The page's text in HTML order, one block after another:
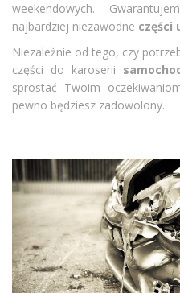
weekendowych.
najbardziej niezawodne części
Niezależnie od tego, czy
części do karoserii
sprostać Twoim
pewno będziesz zadowolony.